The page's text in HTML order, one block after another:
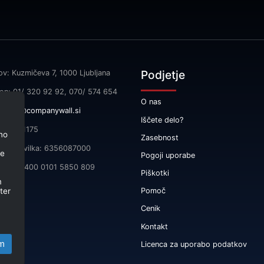
Kuzmičeva 7, 1000 Ljubljana
01/ 320 92 92, 070/ 574 654
info@companywall.si
številka: 6356087000
SI56 3400 0101 5850 809
Podjetje
O nas
Iščete delo?
Zasebnost
Pogoji uporabe
Piškotki
Pomoč
Cenik
Kontakt
Licenca za uporabo podatkov